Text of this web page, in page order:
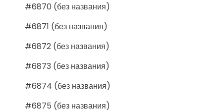
#6870 (без названия)
#6871 (без названия)
#6872 (без названия)
#6873 (без названия)
#6874 (без названия)
#6875 (без названия)